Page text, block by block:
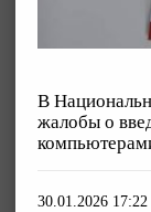
В
жалобы о
30.01.2026 17:22